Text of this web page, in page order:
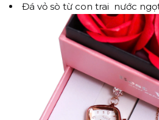
Đá vỏ sò từ con trai nước